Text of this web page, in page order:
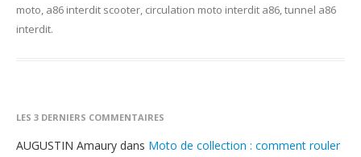
moto, a86 interdit scooter, circulation moto interdit a86,tunnel a86
interdit.
LES 3 DERNIERS COMMENTAIRES
AUGUSTIN Amaury dans Moto de collection : comment rouler